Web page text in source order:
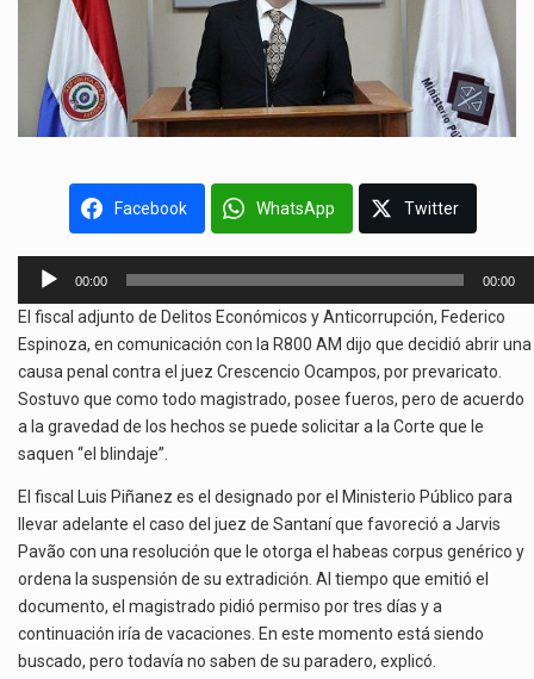
Facebook WhatsApp Twitter
Reproductor
audio
00:00 00:00
El fiscal adjunto de Delitos Económicos y Anticorrupción, Federico
Espinoza, en comunicación con la R800 AM dijo que decidió abrir una
causa penal contra el juez Crescencio Ocampos, por prevaricato.
Sostuvo que como todo magistrado, posee fueros, pero de acuerdo
a la gravedad de los hechos se puede solicitar a la Corte que le
saquen “el blindaje”.
El fiscal Luis Piñanez es el designado por el Ministerio Público para
llevar adelante el caso del juez de Santaní que favoreció a Jarvis
Pavão con una resolución que le otorga el habeas corpus genérico y
ordena la suspensión de su extradición. Al tiempo que emitió el
documento, el magistrado pidió permiso por tres días y a
continuación iría de vacaciones. En este momento está siendo
buscado, pero todavía no saben de su paradero, explicó.